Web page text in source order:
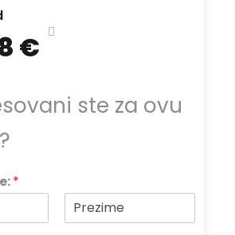
€
ste za ovu
*